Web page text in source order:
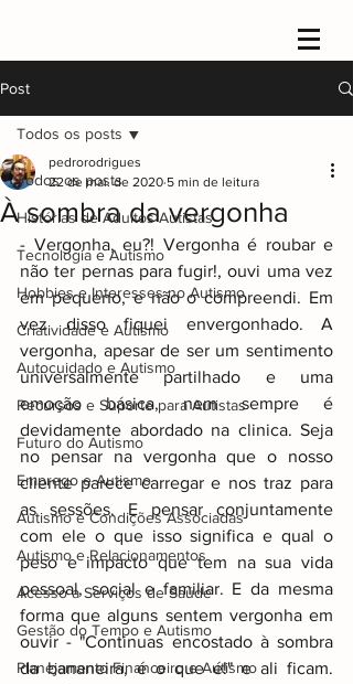
Post
Todos os posts
Histórias de Adultos Autistas
Tecnologia e Autismo
Hobbies e Interesses no Autismo
Criatividade e Autismo
Autocuidado e Autismo
Recursos e Suporte para Autistas
Futuro do Autismo
Emprego e Autismo
Autismo e Condições Associadas
Autismo e Relacionamentos
Acesso a Serviços de Saúde
Gestão do Tempo e Autismo
Planejamento Financeiro e Autismo
Todos os posts
À sombra da vergonha
pedrorodrigues
22 de mai. de 2020 5 min de leitura
- Vergonha, eu?! Vergonha é roubar e
não ter pernas para fugir!, ouvi uma vez
em pequeno, e não o compreendi. Em
vez disso fiquei envergonhado. A
vergonha, apesar de ser um sentimento
universalmente partilhado e uma
emoção básica, nem sempre é
devidamente abordado na clinica. Seja
no pensar na vergonha que o nosso
cliente parece carregar e nos traz para
as sessões. E pensar conjuntamente
com ele o que isso significa e qual o
peso e impacto que tem na sua vida
pessoal, social e familiar. E da mesma
forma que alguns sentem vergonha em
ouvir - "Continuas encostado à sombra
da bananeira, é o que é!" e ali ficam.